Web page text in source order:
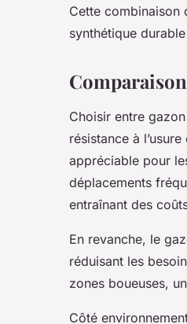
Cette combinaison
synthétique
Choisir entre
résistance à
appréciable pour
déplacements
entraînant des
En revanche, le
réduisant les
zones boueuses,
Côté